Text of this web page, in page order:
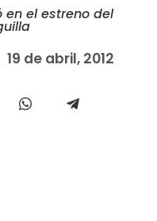
en el estreno del
19 de abril, 2012